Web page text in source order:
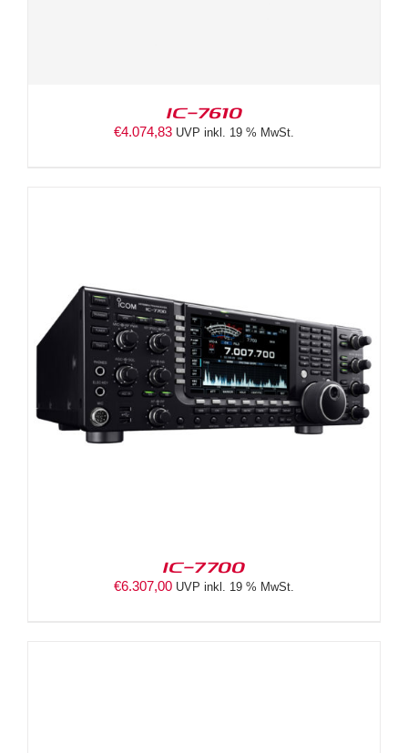
IC-7610
€4.074,83 UVP inkl. 19 % MwSt.
IC-7700
€6.307,00 UVP inkl. 19 % MwSt.